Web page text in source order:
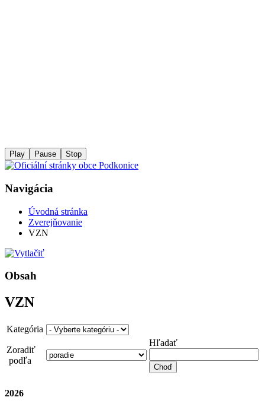
Play Pause Stop
Navigácia
Úvodná stránka
Zverejňovanie
VZN
Obsah
VZN
Kategória
Zoradiť
podľa
Hľadať
2026